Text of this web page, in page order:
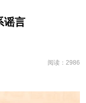
谣言
阅读：2986